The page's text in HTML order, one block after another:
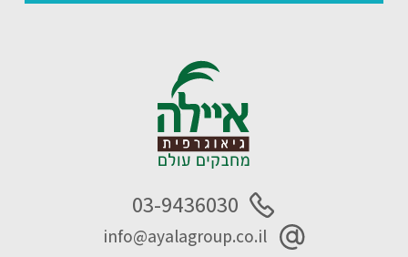
03-9436030
info@ayalagroup.co.il